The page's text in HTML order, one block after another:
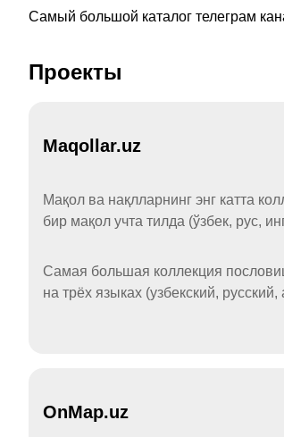
Самый большой каталог телеграм
Проекты
Maqollar.uz
Мақол ва нақлларнинг энг катта
бир мақол учта тилда (ўзбек, рус,
Самая большая коллекция
на трёх языках (узбекский, русский,
OnMap.uz